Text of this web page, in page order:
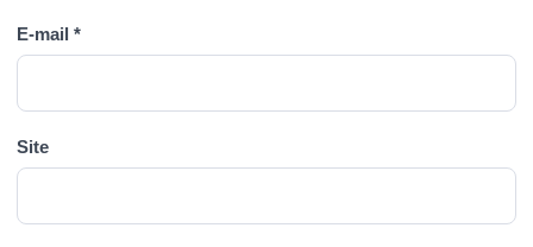
E-mail *
Site